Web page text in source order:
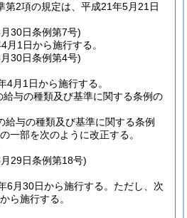
第2項の規定は、平成21年5月21日
30日条例第7号)
月1日から施行する。
30日条例第4号)
4月1日から施行する。
与の種類及び基準に関する条例の
給与の種類及び基準に関する条例
の一部を次のように改正する。
29日条例第18号)
6月30日から施行する。 ただし、次
ら施行する。